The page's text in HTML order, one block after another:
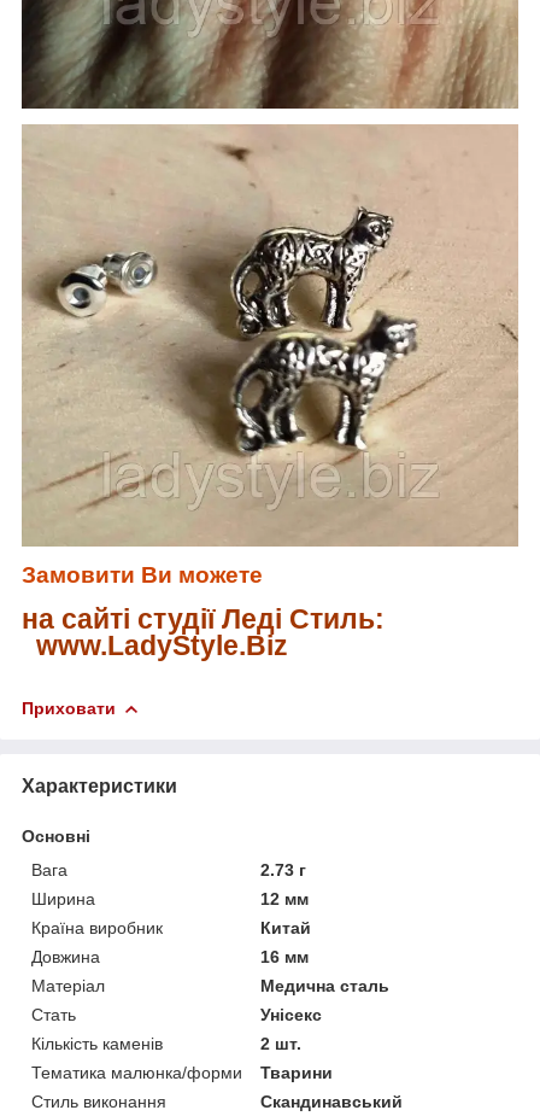
Замовити Ви можете
на сайті студії Леді Стиль:
www.LadyStyle.Biz
Приховати
Характеристики
Основні
Вага
2.73 г
Ширина
12 мм
Країна виробник
Китай
Довжина
16 мм
Матеріал
Медична сталь
Стать
Унісекс
Кількість каменів
2 шт.
Тематика малюнка/форми
Тварини
Стиль виконання
Скандинавський